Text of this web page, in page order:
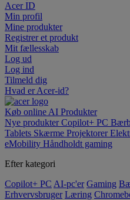
Acer ID
Min profil
Mine produkter
Registrer et produkt
Mit fællesskab
Log ud
Log ind
Tilmeld dig
Hvad er Acer-id?
Køb online AI Produkter
Nye produkterCopilot+ PC
Tablets Skærme Projektorer
eMobility Håndholdt gaming
Efter kategori
Copilot+ PC AI-pc'er Gaming
Erhvervsbruger Læring